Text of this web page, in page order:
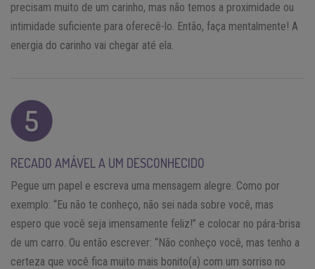
precisam muito de um carinho, mas não temos a proximidade ou
intimidade suficiente para oferecê-lo. Então, faça mentalmente! A
energia do carinho vai chegar até ela.
RECADO AMÁVEL A UM DESCONHECIDO
Pegue um papel e escreva uma mensagem alegre. Como por
exemplo: “Eu não te conheço, não sei nada sobre você, mas
espero que você seja imensamente feliz!” e colocar no pára-brisa
de um carro. Ou então escrever: “Não conheço você, mas tenho a
certeza que você fica muito mais bonito(a) com um sorriso no